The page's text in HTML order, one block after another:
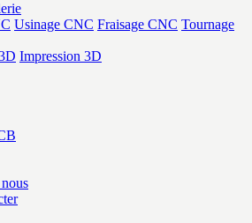
Usinage CNC Fraisage CNC Tournage
Impression 3D